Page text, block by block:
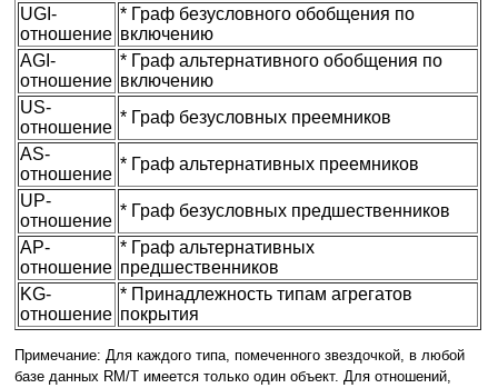
UGI-
отношение
* Граф безусловного обобщения по
включению
AGI-
отношение
* Граф альтернативного обобщения по
включению
US-
отношение
* Граф безусловных преемников
AS-
отношение
* Граф альтернативных преемников
UP-
отношение
* Граф безусловных предшественников
AP-
отношение
* Граф альтернативных
предшественников
KG-
отношение
* Принадлежность типам агрегатов
покрытия
Примечание: Для каждого типа, помеченного звездочкой, в любой
базе данных RM/T имеется только один объект. Для отношений,